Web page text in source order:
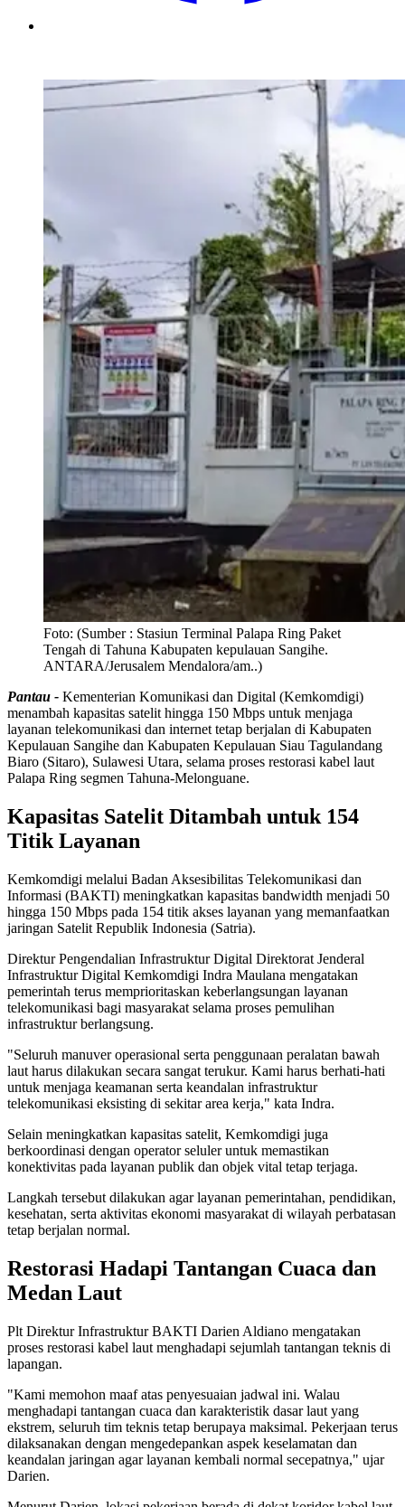
Foto: (Sumber : Stasiun Terminal Palapa Ring Paket
Tengah di Tahuna Kabupaten kepulauan Sangihe.
ANTARA/Jerusalem Mendalora/am..)
Pantau - Kementerian Komunikasi dan Digital (Kemkomdigi)
menambah kapasitas satelit hingga 150 Mbps untuk menjaga
layanan telekomunikasi dan internet tetap berjalan di Kabupaten
Kepulauan Sangihe dan Kabupaten Kepulauan Siau Tagulandang
Biaro (Sitaro), Sulawesi Utara, selama proses restorasi kabel laut
Palapa Ring segmen Tahuna-Melonguane.
Kapasitas Satelit Ditambah untuk 154
Titik Layanan
Kemkomdigi melalui Badan Aksesibilitas Telekomunikasi dan
Informasi (BAKTI) meningkatkan kapasitas bandwidth menjadi 50
hingga 150 Mbps pada 154 titik akses layanan yang memanfaatkan
jaringan Satelit Republik Indonesia (Satria).
Direktur Pengendalian Infrastruktur Digital Direktorat Jenderal
Infrastruktur Digital Kemkomdigi Indra Maulana mengatakan
pemerintah terus memprioritaskan keberlangsungan layanan
telekomunikasi bagi masyarakat selama proses pemulihan
infrastruktur berlangsung.
"Seluruh manuver operasional serta penggunaan peralatan bawah
laut harus dilakukan secara sangat terukur. Kami harus berhati-hati
untuk menjaga keamanan serta keandalan infrastruktur
telekomunikasi eksisting di sekitar area kerja," kata Indra.
Selain meningkatkan kapasitas satelit, Kemkomdigi juga
berkoordinasi dengan operator seluler untuk memastikan
konektivitas pada layanan publik dan objek vital tetap terjaga.
Langkah tersebut dilakukan agar layanan pemerintahan, pendidikan,
kesehatan, serta aktivitas ekonomi masyarakat di wilayah perbatasan
tetap berjalan normal.
Restorasi Hadapi Tantangan Cuaca dan
Medan Laut
Plt Direktur Infrastruktur BAKTI Darien Aldiano mengatakan
proses restorasi kabel laut menghadapi sejumlah tantangan teknis di
lapangan.
"Kami memohon maaf atas penyesuaian jadwal ini. Walau
menghadapi tantangan cuaca dan karakteristik dasar laut yang
ekstrem, seluruh tim teknis tetap berupaya maksimal. Pekerjaan terus
dilaksanakan dengan mengedepankan aspek keselamatan dan
keandalan jaringan agar layanan kembali normal secepatnya," ujar
Darien.